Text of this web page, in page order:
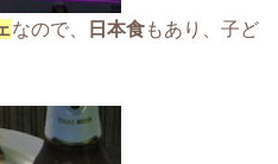
なので、 日本食もあり、子ど